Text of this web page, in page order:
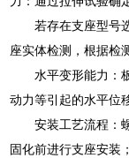
若存在支座型号
座实体检测，根据检
水平变形能力：
动力等引起的水平位
安装工艺流程：
固化前进行支座安装